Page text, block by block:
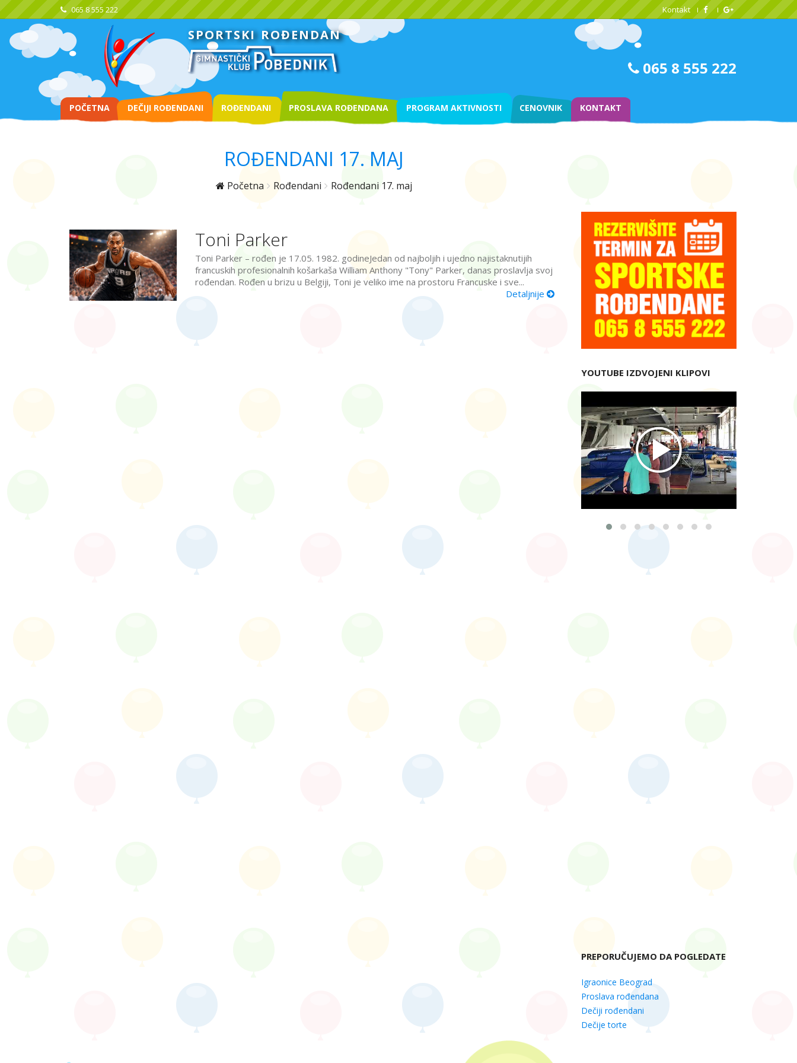
065 8 555 222 Kontakt
SPORTSKI ROĐENDAN
065 8 555 222
POČETNA DEČIJI ROĐENDANI ROĐENDANI PROSLAVA ROĐENDANA PROGRAM AKTIVNOSTI CENOVNIK KONTAKT
ROĐENDANI 17. MAJ
Početna Rođendani Rođendani 17. maj
Toni Parker
Toni Parker – rođen je 17.05. 1982. godineJedan od najboljih i ujedno najistaknutijih
francuskih profesionalnih košarkaša William Anthony "Tony" Parker, danas proslavlja svoj
rođendan. Rođen u brizu u Belgiji, Toni je veliko ime na prostoru Francuske i sve...
Detaljnije
YOUTUBE IZDVOJENI KLIPOVI
PREPORUČUJEMO DA POGLEDATE
Igraonice Beograd
Proslava rođendana
Dečiji rođendani
Dečije torte